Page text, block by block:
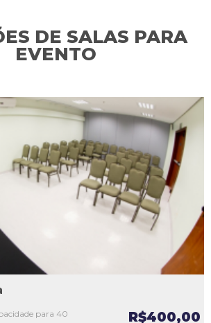
DE SALAS PARA
EVENTO
para 40
R$400,00